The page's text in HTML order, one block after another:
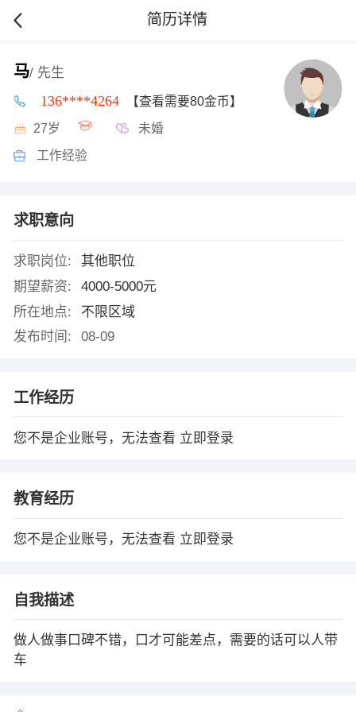
简历详情
马/ 先生
136****4264 【查看需要80金币】
27岁 未婚
工作经验
求职意向
求职岗位:
其他职位
期望薪资:
4000-5000元
所在地点:
不限区域
发布时间:
08-09
工作经历
您不是企业账号，无法查看 立即登录
教育经历
您不是企业账号，无法查看 立即登录
自我描述
做人做事口碑不错，口才可能差点，需要的话可以人带
车